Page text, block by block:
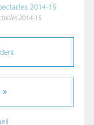
2014-15